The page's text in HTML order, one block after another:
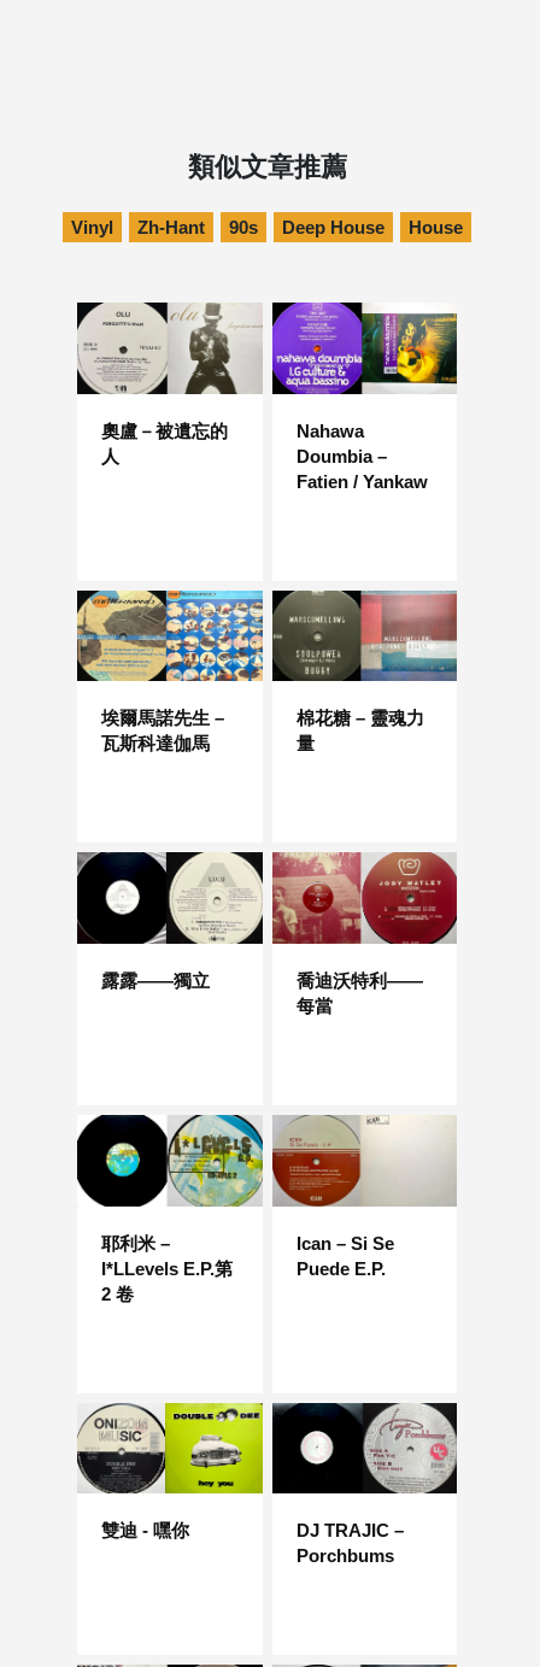
類似文章推薦
Vinyl Zh-Hant 90s Deep House House
奧盧－被遺忘的
人
Nahawa
Doumbia –
Fatien / Yankaw
埃爾馬諾先生 –
瓦斯科達伽馬
棉花糖 – 靈魂力
量
露露——獨立
喬迪沃特利——
每當
耶利米 –
I*LLevels E.P.第
2 卷
Ican – Si Se
Puede E.P.
雙迪 - 嘿你
DJ TRAJIC –
Porchbums